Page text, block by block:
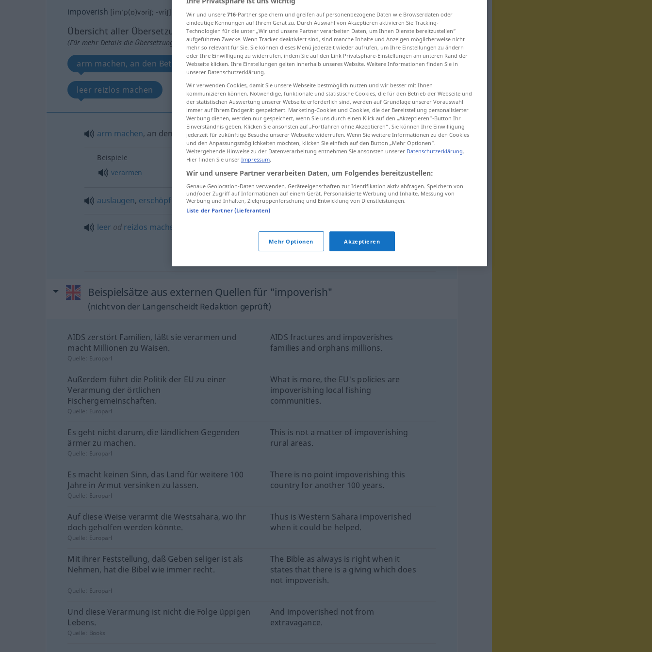
impoverish [imˈp(ɒ)vəriʃ; -vriʃ]
Übersicht aller Übersetzungen
(Für mehr Details die Übersetzung anklicken/antippen)
arm machen, an den Bettelstab bringen auslaugen, erschöpfen
leer reizlos machen
arm machen, an den Bettelstabbringen impoverish
Beispiele
verarmen
to beimpoverished
auslaugen, erschöpfen impoverish land, soiletc
leer od reizlos machen
Beispielsätze aus externen Quellen für "impoverish"
(nicht von der Langenscheidt Redaktion geprüft)
AIDS zerstört Familien, läßt sie verarmen und
macht Millionen zu Waisen.
AIDS fractures and impoverishes
families and orphans millions.
Quelle: Europarl
Außerdem führt die Politik der EU zu einer
Verarmung der örtlichen
Fischergemeinschaften.
What is more, the EU's policies are
impoverishing local fishing
communities.
Quelle: Europarl
Es geht nicht darum, die ländlichen Gegenden
ärmer zu machen.
This is not a matter of impoverishing
rural areas.
Quelle: Europarl
Es macht keinen Sinn, das Land für weitere 100
Jahre in Armut versinken zu lassen.
There is no point impoverishing this
country for another 100 years.
Quelle: Europarl
Auf diese Weise verarmt die Westsahara, wo ihr
doch geholfen werden könnte.
Thus is Western Sahara impoverished
when it could be helped.
Quelle: Europarl
Mit ihrer Feststellung, daß Geben seliger ist als
Nehmen, hat die Bibel wie immer recht.
The Bible as always is right when it
states that there is a giving which does
not impoverish.
Quelle: Europarl
Und diese Verarmung ist nicht die Folge üppigen
Lebens.
And impoverished not from
extravagance.
Quelle: Books
Wir und unsere 716-Partner speichern und greifen auf personenbezogene Daten wie Browserdaten oder
eindeutige Kennungen auf Ihrem Gerät zu. Durch Auswahl von Akzeptieren aktivieren Sie Tracking-
Technologien für die unter „Wir und unsere Partner verarbeiten Daten, um Ihnen Dienste bereitzustellen“
aufgeführten Zwecke. Wenn Tracker deaktiviert sind, sind manche Inhalte und Anzeigen möglicherweise nicht
mehr so relevant für Sie. Sie können dieses Menü jederzeit wieder aufrufen, um Ihre Einstellungen zu ändern
oder Ihre Einwilligung zu widerrufen, indem Sie auf den Link Privatsphäre-Einstellungen am unteren Rand der
Webseite klicken. Ihre Einstellungen gelten innerhalb unseres Website. Weitere Informationen finden Sie in
unserer Datenschutzerklärung.
Wir verwenden Cookies, damit Sie unsere Webseite bestmöglich nutzen und wir besser mit Ihnen
kommunizieren können. Notwendige, funktionale und statistische Cookies, die für den Betrieb der Webseite und
der statistischen Auswertung unserer Webseite erforderlich sind, werden auf Grundlage unserer Vorauswahl
immer auf Ihrem Endgerät gespeichert. Marketing-Cookies und Cookies, die der Bereitstellung personalisierter
Werbung dienen, werden nur gespeichert, wenn Sie uns durch einen Klick auf den „Akzeptieren“-Button Ihr
Einverständnis geben. Klicken Sie ansonsten auf „Fortfahren ohne Akzeptieren“. Sie können Ihre Einwilligung
jederzeit für zukünftige Besuche unserer Webseite widerrufen. Wenn Sie weitere Informationen zu den Cookies
und den Anpassungsmöglichkeiten möchten, klicken Sie einfach auf den Button „Mehr Optionen“.
Weitergehende Hinweise zu der Datenverarbeitung entnehmen Sie ansonsten unserer Datenschutzerklärung.
Hier finden Sie unser Impressum.
Wir und unsere Partner verarbeiten Daten, um Folgendes bereitzustellen:
Genaue Geolocation-Daten verwenden. Geräteeigenschaften zur Identifikation aktiv abfragen. Speichern von
und/oder Zugriff auf Informationen auf einem Gerät. Personalisierte Werbung und Inhalte, Messung von
Werbung und Inhalten, Zielgruppenforschung und Entwicklung von Dienstleistungen.
Liste der Partner (Lieferanten)
Mehr Optionen Akzeptieren